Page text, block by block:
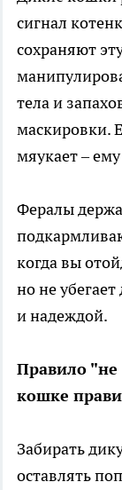
сигнал
сохраняют
тела и
маскировки.
мяукает –
Фералы
когда вы
но не
и надеждой.
Правило
кошке
Забирать
оставлять